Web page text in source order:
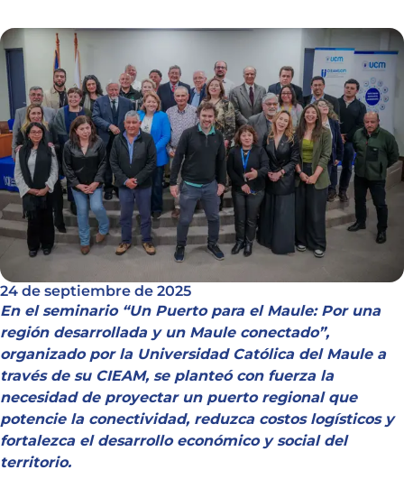
24 de septiembre de 2025
En el seminario “Un Puerto para el Maule: Por una
región desarrollada y un Maule conectado”,
organizado por la Universidad Católica del Maule a
través de su CIEAM, se planteó con fuerza la
necesidad de proyectar un puerto regional que
potencie la conectividad, reduzca costos logísticos y
fortalezca el desarrollo económico y social del
territorio.